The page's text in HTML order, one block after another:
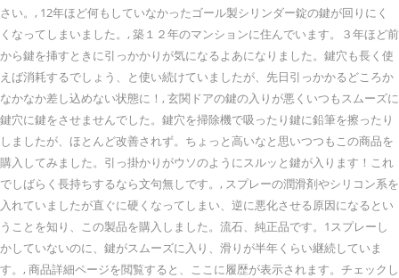
さい。, 12年ほど何もしていなかったゴール製シリンダー錠の鍵が回りにく
くなってしまいました。, 築１２年のマンションに住んでいます。３年ほど前
から鍵を挿すときに引っかかりが気になるよあになりました。鍵穴も長く使
えば消耗するでしょう、と使い続けていましたが、先日引っかかるどころか
なかなか差し込めない状態に！, 玄関ドアの鍵の入りが悪くいつもスムーズに
鍵穴に鍵をさせませんでした。鍵穴を掃除機で吸ったり鍵に鉛筆を擦ったり
しましたが、ほとんど改善されず。ちょっと高いなと思いつつもこの商品を
購入してみました。引っ掛かりがウソのようにスルッと鍵が入ります！これ
でしばらく長持ちするなら文句無しです。, スプレーの潤滑剤やシリコン系を
入れていましたが直ぐに硬くなってしまい、逆に悪化させる原因になるとい
うことを知り、この製品を購入しました。流石、純正品です。1スプレーし
かしていないのに、鍵がスムーズに入り、滑りが半年くらい継続していま
す。, 商品詳細ページを閲覧すると、ここに履歴が表示されます。チェックし